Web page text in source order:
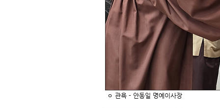
ㅇ 관욕 - 안동일 명예이사장